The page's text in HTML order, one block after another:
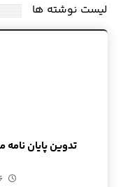
لیست نوشته ها
تدوین پایان
۱۶